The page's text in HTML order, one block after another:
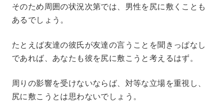
そのため周囲の状況次第では、男性を尻に敷くことも
あるでしょう。
たとえば友達の彼氏が友達の言うことを聞きっぱなし
であれば、あなたも彼を尻に敷こうと考えるはず。
周りの影響を受けないならば、対等な立場を重視し、
尻に敷こうとは思わないでしょう。